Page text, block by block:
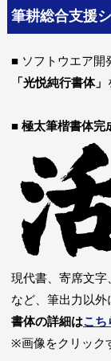
筆耕総合支援
■ ソフトウエア開
「光悦純行書体」
■ 極太筆楷書体完
現代書、寄席文字
など、筆出力以外
書体の詳細はこち
※画像をクリック